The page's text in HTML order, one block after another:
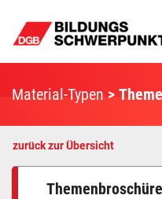
Material-Typen
zurück zur Übersicht
Themenbroschüre